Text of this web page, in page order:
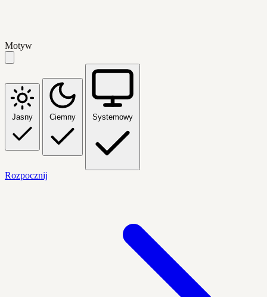
Motyw
Jasny Ciemny Systemowy
Rozpocznij